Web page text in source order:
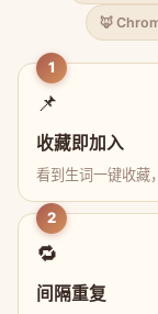
🦊
1
📌
收藏即加入
看到生词一键收藏
2
🔁
间隔重复